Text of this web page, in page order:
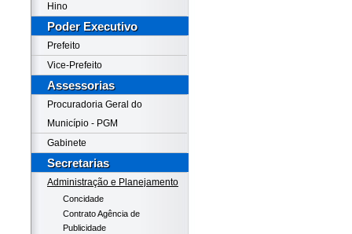
Hino
Poder Executivo
Prefeito
Vice-Prefeito
Assessorias
Procuradoria Geral do
Município - PGM
Gabinete
Secretarias
Administração e Planejamento
Concidade
Contrato Agência de
Publicidade